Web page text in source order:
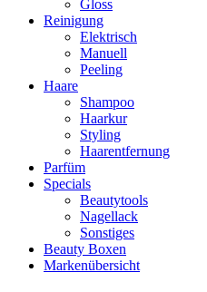
Gloss
Reinigung
Elektrisch
Manuell
Peeling
Haare
Shampoo
Haarkur
Styling
Haarentfernung
Parfüm
Specials
Beautytools
Nagellack
Sonstiges
Beauty Boxen
Markenübersicht